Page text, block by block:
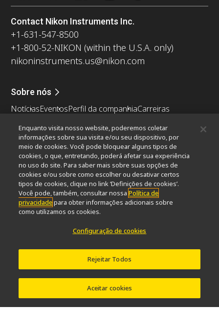
Contact Nikon Instruments Inc.
+1-631-547-8500
+1-800-52-NIKON (within the U.S.A. only)
nikoninstruments.us@nikon.com
Sobre nós
NotíciasEventosPerfil da companhiaCarreiras
Nikon Microscopes 100th Anniversary
Popular Links
Últimas notícias e novidadesSeletor de Objetivas
Resolution CalculatorPubScopeOEM
Nikon Small World
MicroscopyU
Outros produtos Nikon
Produtos de imagem
Sistemas de litografia semicondutores
Sistemas de litografia FPD
Enquanto visita nosso website, poderemos coletar
informações sobre sua visita e/ou seu dispositivo, por
meio de cookies. Você pode bloquear alguns tipos de
cookies, o que, entretando, poderá afetar sua experiência
no uso do site. Para saber mais sobre suas opções de
cookies e/ou sobre como escolher ou desativar certos
tipos de cookies, clique no link ‘Definições de cookies’.
Você pode, também, consultar nossaPolítica de
privacidadepara obter informações adicionais sobre
como utilizamos os cookies.
Configuração de cookies
Rejeitar Todos
Aceitar cookies